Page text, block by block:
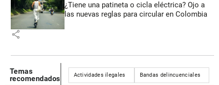
¿Tiene una patineta o cicla eléctrica? Ojo a
las nuevas reglas para circular en Colombia
share
Temas
recomendados
Actividades ilegales Bandas delincuenciales